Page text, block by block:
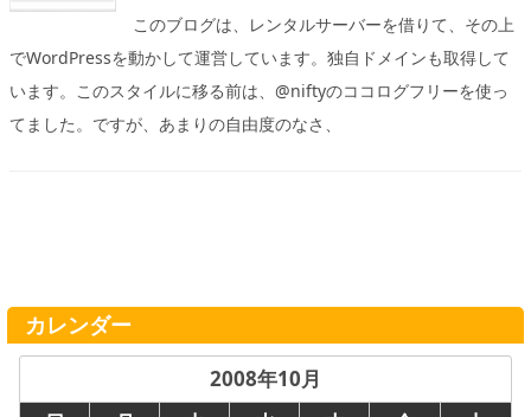
このブログは、レンタルサーバーを借りて、その上
でWordPressを動かして運営しています。独自ドメインも取得して
います。このスタイルに移る前は、@niftyのココログフリーを使っ
てました。ですが、あまりの自由度のなさ、
カレンダー
2008年10月